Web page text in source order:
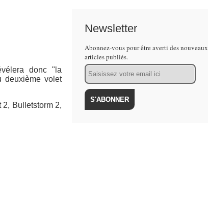
donc "la
deuxième volet
2, Bulletstorm 2,
Newsletter
Abonnez-vous pour être averti des nouveaux
articles publiés.
Email